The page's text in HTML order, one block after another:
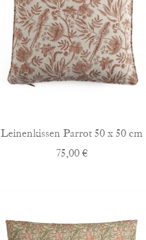
Leinenkissen Parrot 50 x 50 cm
75,00 €